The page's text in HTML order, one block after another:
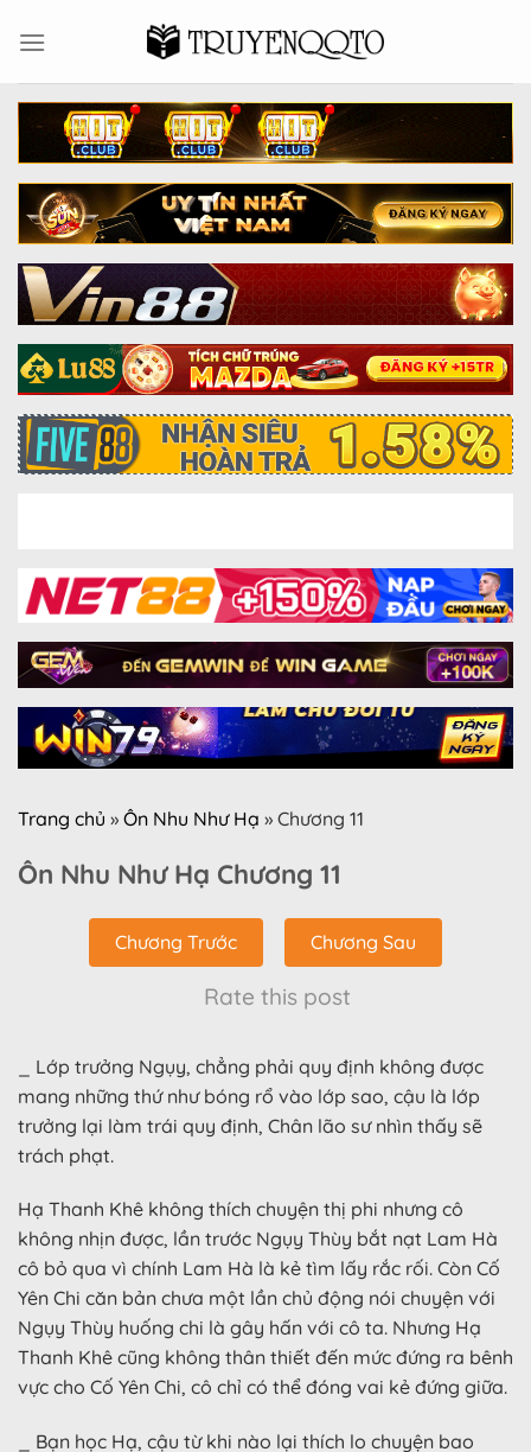
Trang chủ » Ôn Nhu Như Hạ » Chương 11
Ôn Nhu Như Hạ Chương 11
Chương Trước Chương Sau
Rate this post
_ Lớp trưởng Ngụy, chẳng phải quy định không được
mang những thứ như bóng rổ vào lớp sao, cậu là lớp
trưởng lại làm trái quy định, Chân lão sư nhìn thấy sẽ
trách phạt.
Hạ Thanh Khê không thích chuyện thị phi nhưng cô
không nhịn được, lần trước Ngụy Thùy bắt nạt Lam Hà
cô bỏ qua vì chính Lam Hà là kẻ tìm lấy rắc rối. Còn Cố
Yên Chi căn bản chưa một lần chủ động nói chuyện với
Ngụy Thùy huống chi là gây hấn với cô ta. Nhưng Hạ
Thanh Khê cũng không thân thiết đến mức đứng ra bênh
vực cho Cố Yên Chi, cô chỉ có thể đóng vai kẻ đứng giữa.
_ Bạn học Hạ, cậu từ khi nào lại thích lo chuyện bao